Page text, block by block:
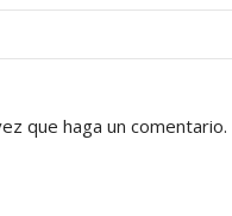
que haga un comentario.